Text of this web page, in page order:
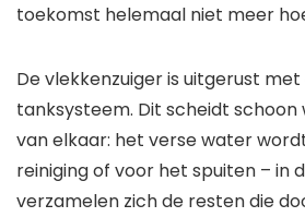
toekomst helemaal niet meer
De vlekkenzuiger is uitgerust
tanksysteem. Dit scheidt
van elkaar: het verse water
reiniging of voor het spuiten – in
verzamelen zich de resten die